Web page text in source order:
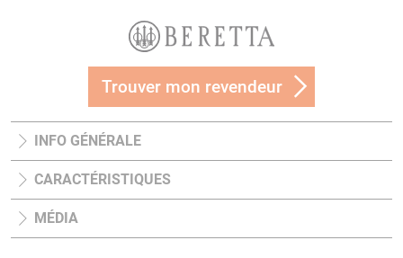
Trouver mon revendeur
INFO GÉNÉRALE
CARACTÉRISTIQUES
MÉDIA